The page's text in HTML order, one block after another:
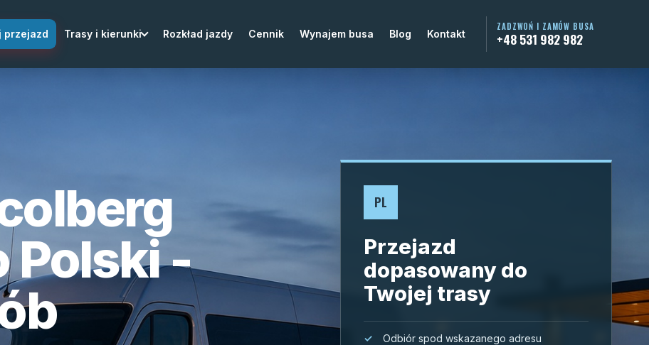
przejazd Trasy i kierunki Rozkład jazdy Cennik Wynajem busa Blog Kontakt
ZADZWOŃ I ZAMÓW BUSA
+48 531 982 982
Polski -
PL
Przejazd
dopasowany do
Twojej trasy
Odbiór spod wskazanego adresu